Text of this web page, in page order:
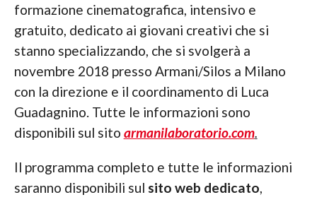
formazione cinematografica, intensivo e
gratuito, dedicato ai giovani creativi che si
stanno specializzando, che si svolgerà a
novembre 2018 presso Armani/Silos a Milano
con la direzione e il coordinamento di Luca
Guadagnino. Tutte le informazioni sono
disponibili sul sito armanilaboratorio.com.
Il programma completo e tutte le informazioni
saranno disponibili sul sito web dedicato,